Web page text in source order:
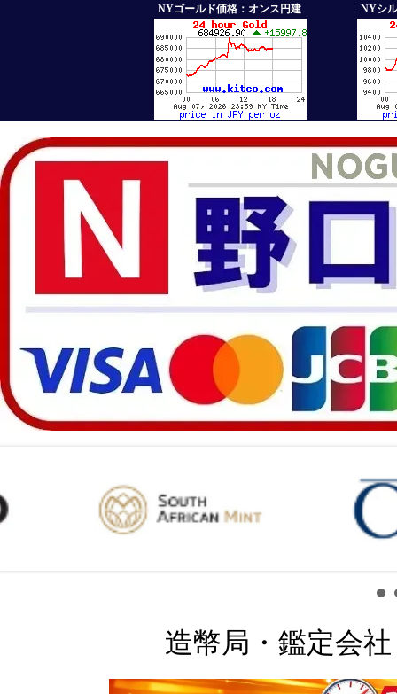
NYゴールド価格：オンス円建 NYシ
造幣局・鑑定会